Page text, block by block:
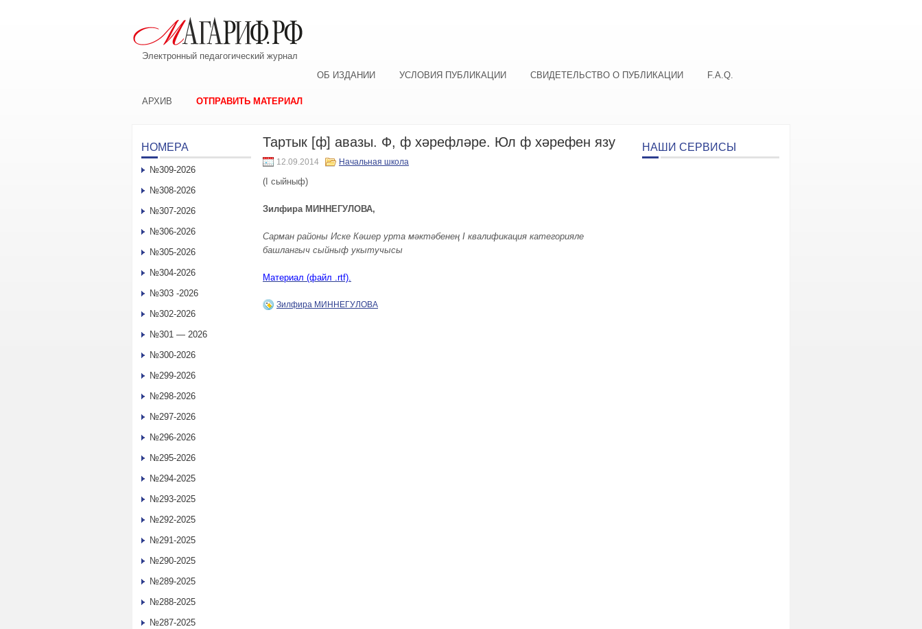
Электронный педагогический журнал
ОБ ИЗДАНИИ
УСЛОВИЯ ПУБЛИКАЦИИ СВИДЕТЕЛЬСТВО О ПУБЛИКАЦИИ F.A.Q.
АРХИВ ОТПРАВИТЬ МАТЕРИАЛ
Тартык [ф] авазы. Ф, ф хәрефләре. Юл ф хәрефен язу
12.09.2014 Начальная школа
(I сыйныф)
Зилфира МИННЕГУЛОВА,
Сарман районы Иске Кәшер урта мәктәбенең I квалификация категорияле
башлангыч сыйныф укытучысы
Материал (файл .rtf).
Зилфира МИННЕГУЛОВА
НОМЕРА
№309-2026
№308-2026
№307-2026
№306-2026
№305-2026
№304-2026
№303 -2026
№302-2026
№301 — 2026
№300-2026
№299-2026
№298-2026
№297-2026
№296-2026
№295-2026
№294-2025
№293-2025
№292-2025
№291-2025
№290-2025
№289-2025
№288-2025
№287-2025
НАШИ СЕРВИСЫ